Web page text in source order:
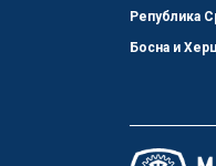
Република
Босна и